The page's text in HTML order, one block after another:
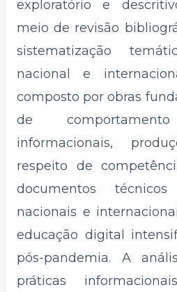
exploratório e
meio de revisão
sistematização
nacional e
composto por obras
de
informacionais,
respeito de
documentos
nacionais e
educação digital
pós-pandemia. A
práticas